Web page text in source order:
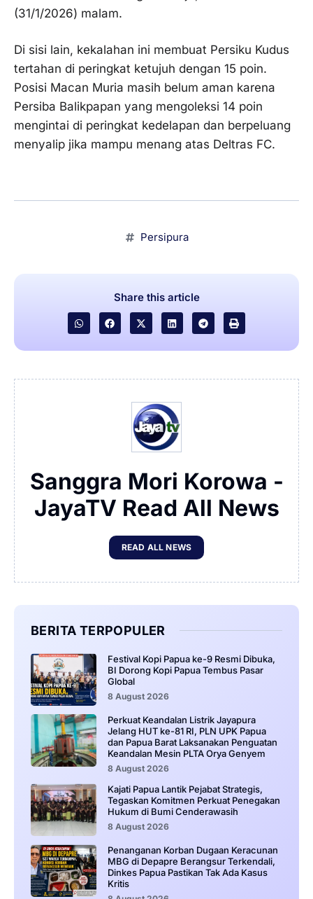
(31/1/2026) malam.
Di sisi lain, kekalahan ini membuat Persiku Kudus
tertahan di peringkat ketujuh dengan 15 poin.
Posisi Macan Muria masih belum aman karena
Persiba Balikpapan yang mengoleksi 14 poin
mengintai di peringkat kedelapan dan berpeluang
menyalip jika mampu menang atas Deltras FC.
Persipura
Share this article
Sanggra Mori Korowa -
JayaTV Read All News
READ ALL NEWS
BERITA TERPOPULER
Festival Kopi Papua ke-9 Resmi Dibuka,
BI Dorong Kopi Papua Tembus Pasar
Global
8 August 2026
Perkuat Keandalan Listrik Jayapura
Jelang HUT ke-81 RI, PLN UPK Papua
dan Papua Barat Laksanakan Penguatan
Keandalan Mesin PLTA Orya Genyem
8 August 2026
Kajati Papua Lantik Pejabat Strategis,
Tegaskan Komitmen Perkuat Penegakan
Hukum di Bumi Cenderawasih
8 August 2026
Penanganan Korban Dugaan Keracunan
MBG di Depapre Berangsur Terkendali,
Dinkes Papua Pastikan Tak Ada Kasus
Kritis